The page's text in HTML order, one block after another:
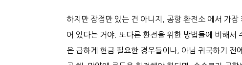
하지만 장점만 있는 건 아니지, 공항 환전소 에서 가
어 있다는 거야. 또다른 환전을 위한 방법들에 비해
은 급하게 현금 필요한 경우들이나, 아님 귀국하기 전